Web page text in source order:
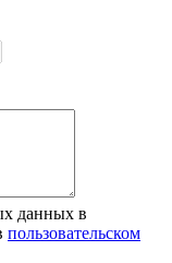
данных в
пользовательском